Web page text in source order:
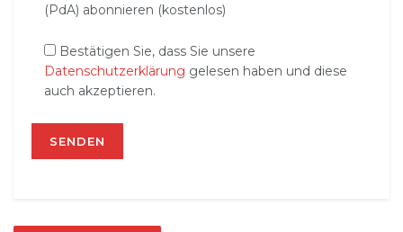
(PdA) abonnieren (kostenlos)
Bestätigen Sie, dass Sie unsere
Datenschutzerklärung gelesen haben und diese
auch akzeptieren.